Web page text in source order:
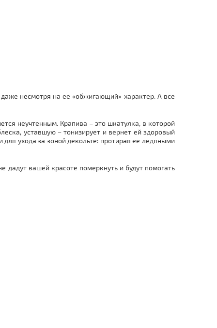
несмотря на ее «обжигающий» характер. А все
неучтенным. Крапива – это шкатулка, в которой
уставшую – тонизирует и вернет ей здоровый
ухода за зоной декольте: протирая ее ледяными
дадут вашей красоте померкнуть и будут помогать